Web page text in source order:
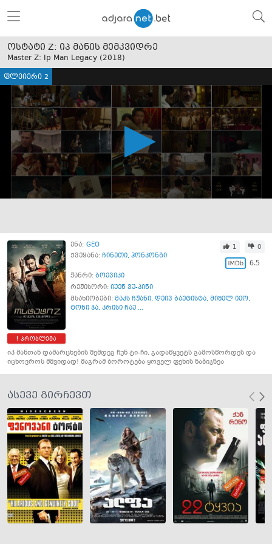
ოსტატი Z: იპ მანის მემკვიდრე
Master Z: Ip Man Legacy (2018)
ფლეიერი 2
პრობლემა
ენა: GEO
ქვეყანა: ჩინეთი, ჰონკონგი
1 0
6.5
ჟანრი: ბოევიკი
რეჟისორი: იუენ ვუ-პინი
მსახიობები: მაკს ჩჟანი, დეივ ბაუტისტა, მიშელ იეო,
ტონი ჯა, კრისი ჩაუ ...
იპ მანთან დამარცხების შემდეგ ჩუნ ტი-ჩი, გადაწყვეტს გამოსწორდეს და
იცხოვროს მშვიდად! მაგრამ ბოროტება ყოველ ფეხის ნაბიჯზეა
ასევე გირჩევთ